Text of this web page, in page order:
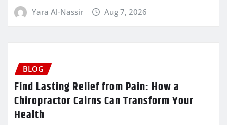
Yara Al-Nassir Aug 7, 2026
BLOG
Find Lasting Relief from Pain: How a
Chiropractor Cairns Can Transform Your
Health